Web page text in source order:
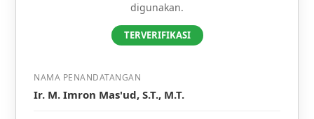
digunakan.
TERVERIFIKASI
NAMA PENANDATANGAN
Ir. M. Imron Mas'ud, S.T., M.T.